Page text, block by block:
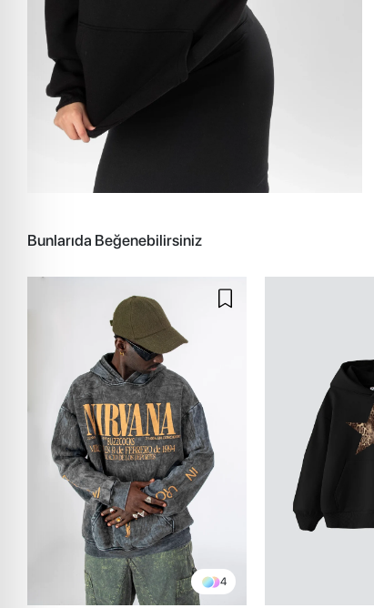
Bunlarıda Beğenebilirsiniz
4